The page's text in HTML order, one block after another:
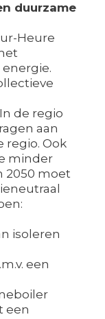
duurzame
Heure
de regio
aan
regio. Ook
minder
2050 moet
isoleren
een
een